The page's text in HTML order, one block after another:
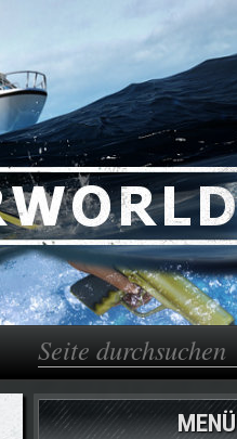
Suchformular
Suche
MENÜ